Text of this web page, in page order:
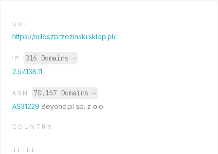
URL
https://miloszbrzezinski.sklep.pl/
IP 316 Domains →
2.57.138.11
ASN 70,167 Domains →
AS31229 Beyond.pl sp. z o.o.
COUNTRY
TITLE